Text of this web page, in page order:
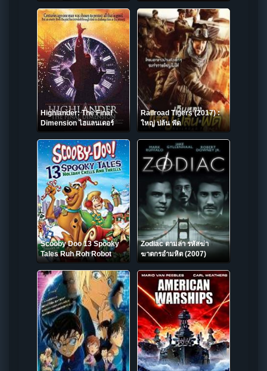
Highlander: The Final
Dimension ไฮแลนเดอร์
อมตะทะลุโลก (1994)
Railroad Tigers (2017) :
ใหญ่ ปล้น ฟัด
Scooby Doo 13 Spooky
Tales Ruh Roh Robot
Zodiac ตามล่า รหัสฆ่า
ฆาตกรอำมหิต (2007)